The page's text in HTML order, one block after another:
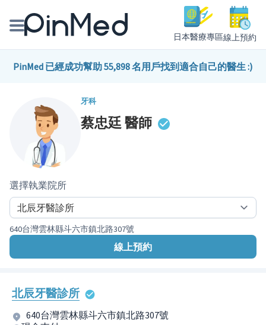
日本醫療專區線上預約
線上預約醫師、院所
健康主題館
PinMed 已經成功幫助 55,898 名用戶找到適合自己的醫生 :)
牙科
蔡忠廷醫師
選擇執業院所
640台灣雲林縣斗六市鎮北路307號
線上預約
北辰牙醫診所
640台灣雲林縣斗六市鎮北路307號